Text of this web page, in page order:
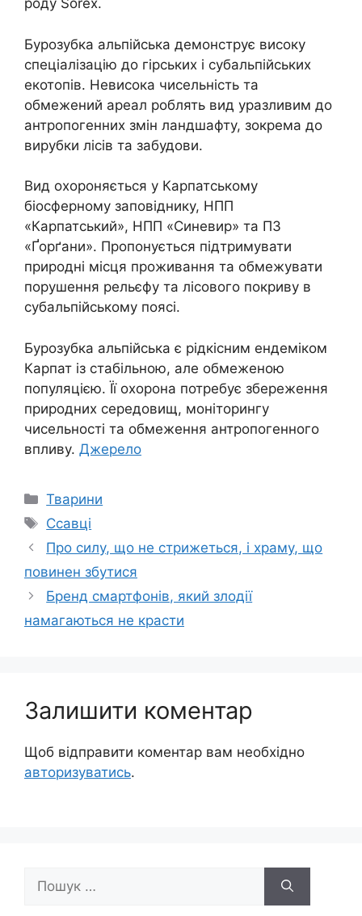
роду Sorex.
Бурозубка альпійська демонструє високу
спеціалізацію до гірських і субальпійських
екотопів. Невисока чисельність та
обмежений ареал роблять вид уразливим до
антропогенних змін ландшафту, зокрема до
вирубки лісів та забудови.
Вид охороняється у Карпатському
біосферному заповіднику, НПП
«Карпатський», НПП «Синевир» та ПЗ
«Ґорґани». Пропонується підтримувати
природні місця проживання та обмежувати
порушення рельєфу та лісового покриву в
субальпійському поясі.
Бурозубка альпійська є рідкісним ендеміком
Карпат із стабільною, але обмеженою
популяцією. Її охорона потребує збереження
природних середовищ, моніторингу
чисельності та обмеження антропогенного
впливу. Джерело
Категорії
Тварини
Позначки
Ссавці
Про силу, що не стрижеться, і храму, що
повинен збутися
Бренд смартфонів, який злодії
намагаються не красти
Залишити коментар
Щоб відправити коментар вам необхідно
авторизуватись.
Пошук: